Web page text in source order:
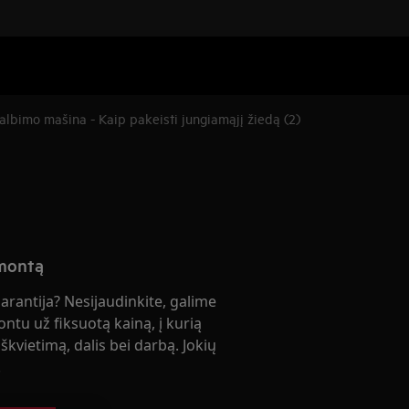
mašina - Kaip pakeisti jungiamąjį žiedą (2)
Nesijaudinkite, galime
už fiksuotą kainą, į kurią
dalis bei darbą. Jokių